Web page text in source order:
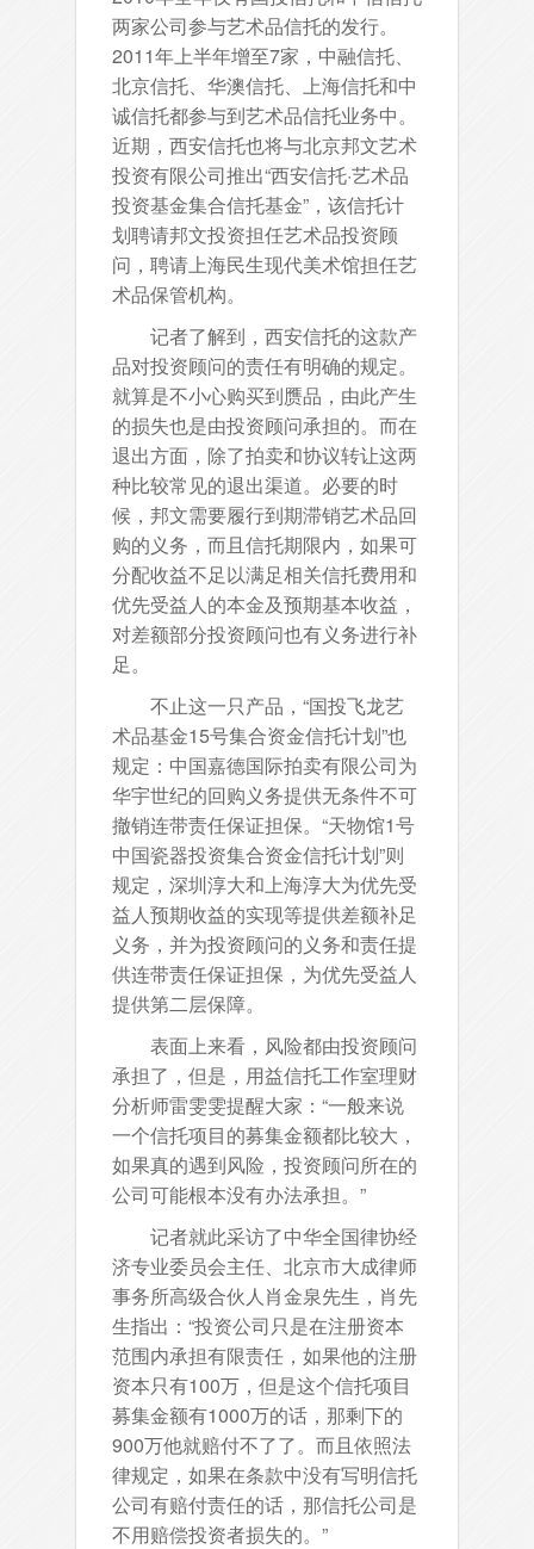
两家公司参与艺术品信托的发行。
2011年上半年增至7家，中融信托、
北京信托、华澳信托、上海信托和中
诚信托都参与到艺术品信托业务中。
近期，西安信托也将与北京邦文艺术
投资有限公司推出“西安信托·艺术品
投资基金集合信托基金”，该信托计
划聘请邦文投资担任艺术品投资顾
问，聘请上海民生现代美术馆担任艺
术品保管机构。
记者了解到，西安信托的这款产
品对投资顾问的责任有明确的规定。
就算是不小心购买到赝品，由此产生
的损失也是由投资顾问承担的。而在
退出方面，除了拍卖和协议转让这两
种比较常见的退出渠道。必要的时
候，邦文需要履行到期滞销艺术品回
购的义务，而且信托期限内，如果可
分配收益不足以满足相关信托费用和
优先受益人的本金及预期基本收益，
对差额部分投资顾问也有义务进行补
足。
不止这一只产品，“国投飞龙艺
术品基金15号集合资金信托计划”也
规定：中国嘉德国际拍卖有限公司为
华宇世纪的回购义务提供无条件不可
撤销连带责任保证担保。“天物馆1号
中国瓷器投资集合资金信托计划”则
规定，深圳淳大和上海淳大为优先受
益人预期收益的实现等提供差额补足
义务，并为投资顾问的义务和责任提
供连带责任保证担保，为优先受益人
提供第二层保障。
表面上来看，风险都由投资顾问
承担了，但是，用益信托工作室理财
分析师雷雯雯提醒大家：“一般来说
一个信托项目的募集金额都比较大，
如果真的遇到风险，投资顾问所在的
公司可能根本没有办法承担。”
记者就此采访了中华全国律协经
济专业委员会主任、北京市大成律师
事务所高级合伙人肖金泉先生，肖先
生指出：“投资公司只是在注册资本
范围内承担有限责任，如果他的注册
资本只有100万，但是这个信托项目
募集金额有1000万的话，那剩下的
900万他就赔付不了了。而且依照法
律规定，如果在条款中没有写明信托
公司有赔付责任的话，那信托公司是
不用赔偿投资者损失的。”